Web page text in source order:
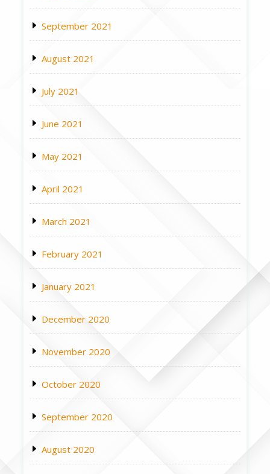
September 2021
August 2021
July 2021
June 2021
May 2021
April 2021
March 2021
February 2021
January 2021
December 2020
November 2020
October 2020
September 2020
August 2020